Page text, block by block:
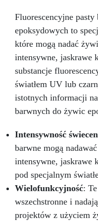
Fluorescencyjne
epoksydowych to
które mogą nadać
intensywne, jaskrawe
substancje
światłem UV lub
istotnych informacji
barwnych do żywic
Intensywność
barwne mogą
intensywne, jaskrawe
pod specjalnym
Wielofunkcyjność:
wszechstronne i
projektów z użyciem